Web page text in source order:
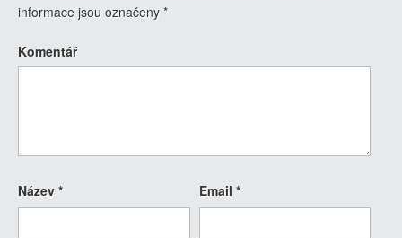
informace jsou označeny *
Komentář
Název * Email *